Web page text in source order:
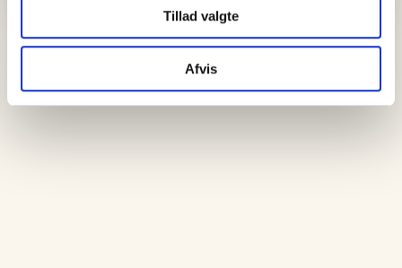
Tillad valgte
Afvis